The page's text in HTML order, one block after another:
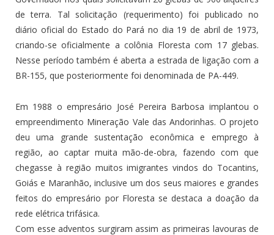
de terra. Tal solicitação (requerimento) foi publicado no
diário oficial do Estado do Pará no dia 19 de abril de 1973,
criando-se oficialmente a colônia Floresta com 17 glebas.
Nesse período também é aberta a estrada de ligação com a
BR-155, que posteriormente foi denominada de PA-449.
Em 1988 o empresário José Pereira Barbosa implantou o
empreendimento Mineração Vale das Andorinhas. O projeto
deu uma grande sustentação econômica e emprego à
região, ao captar muita mão-de-obra, fazendo com que
chegasse à região muitos imigrantes vindos do Tocantins,
Goiás e Maranhão, inclusive um dos seus maiores e grandes
feitos do empresário por Floresta se destaca a doação da
rede elétrica trifásica.
Com esse adventos surgiram assim as primeiras lavouras de